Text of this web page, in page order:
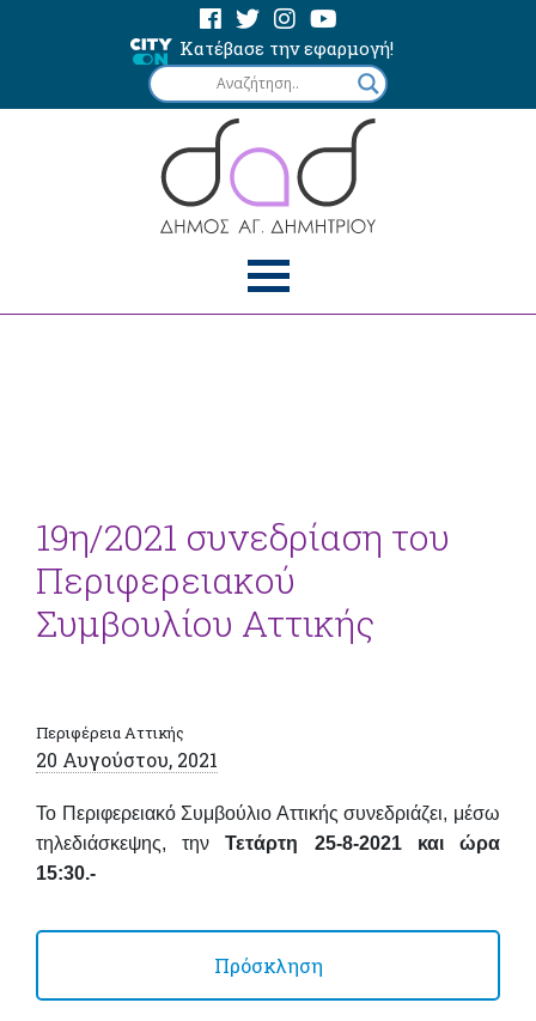
Κατέβασε την εφαρμογή!
19η/2021 συνεδρίαση του
Περιφερειακού
Συμβουλίου Αττικής
Περιφέρεια Αττικής
20 Αυγούστου, 2021
Το Περιφερειακό Συμβούλιο Αττικής συνεδριάζει, μέσω
τηλεδιάσκεψης, την Τετάρτη 25-8-2021 και ώρα
15:30.-
Πρόσκληση